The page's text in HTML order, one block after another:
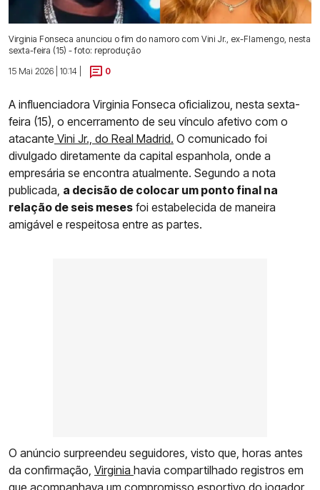
Virginia Fonseca anunciou o fim do namoro com Vini Jr., ex-Flamengo, nesta
sexta-feira (15) - foto: reprodução
15 Mai 2026 | 10:14 |
0
A influenciadora Virginia Fonseca oficializou, nesta sexta-
feira (15), o encerramento de seu vínculo afetivo com o
atacante Vini Jr., do Real Madrid. O comunicado foi
divulgado diretamente da capital espanhola, onde a
empresária se encontra atualmente. Segundo a nota
publicada, a decisão de colocar um ponto final na
relação de seis meses foi estabelecida de maneira
amigável e respeitosa entre as partes.
O anúncio surpreendeu seguidores, visto que, horas antes
da confirmação, Virginia havia compartilhado registros em
que acompanhava um compromisso esportivo do jogador